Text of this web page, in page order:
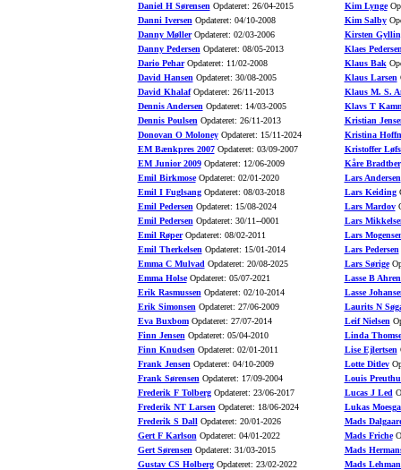
Daniel H Sørensen Opdateret: 26/04-2015
Danni Iversen Opdateret: 04/10-2008
Danny MøllerOpdateret: 02/03-2006
Danny Pedersen Opdateret: 08/05-2013
Dario PeharOpdateret: 11/02-2008
David Hansen Opdateret: 30/08-2005
David KhalafOpdateret: 26/11-2013
Dennis Andersen Opdateret: 14/03-2005
Dennis Poulsen Opdateret: 26/11-2013
Donovan O MoloneyOpdateret: 15/11-2024
EM Bænkpres 2007Opdateret: 03/09-2007
EM Junior 2009Opdateret: 12/06-2009
Emil BirkmoseOpdateret: 02/01-2020
Emil I FuglsangOpdateret: 08/03-2018
Emil Pedersen Opdateret: 15/08-2024
Emil Pedersen Opdateret: 30/11--0001
Emil RøperOpdateret: 08/02-2011
Emil Therkelsen Opdateret: 15/01-2014
Emma C Mulvad Opdateret: 20/08-2025
Emma HolseOpdateret: 05/07-2021
Erik Rasmussen Opdateret: 02/10-2014
Erik Simonsen Opdateret: 27/06-2009
Eva BuxbomOpdateret: 27/07-2014
Finn Jensen Opdateret: 05/04-2010
Finn Knudsen Opdateret: 02/01-2011
Frank Jensen Opdateret: 04/10-2009
Frank Sørensen Opdateret: 17/09-2004
Frederik F TolbergOpdateret: 23/06-2017
Frederik NT Larsen Opdateret: 18/06-2024
Frederik S DallOpdateret: 20/01-2026
Gert F Karlson Opdateret: 04/01-2022
Gert Sørensen Opdateret: 31/03-2015
Gustav CS HolbergOpdateret: 23/02-2022
Kim Lynge
Kim Salby
Kirsten
Klaes
Klaus Bak
Klaus Larsen
Klaus M. S.
Klavs T
Kristian
Kristina
Kristoffer
Kåre
Lars Andersen
Lars Keiding
Lars Mardov
Lars
Lars
Lars Pedersen
Lars Sørige
Lasse B
Lasse
Laurits N
Leif Nielsen
Linda
Lise Ejlertsen
Lotte Ditlev
Louis
Lucas J Led
Lukas
Mads
Mads Friche
Mads
Mads